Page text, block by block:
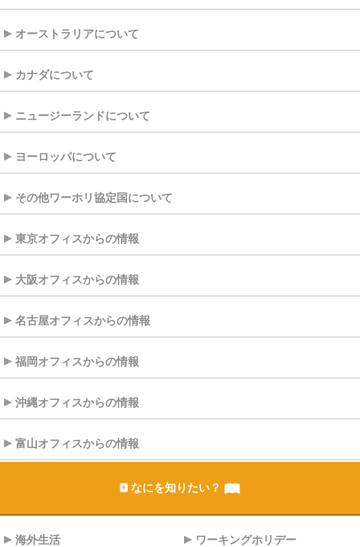
オーストラリアについて
カナダについて
ニュージーランドについて
ヨーロッパについて
その他ワーホリ協定国について
東京オフィスからの情報
大阪オフィスからの情報
名古屋オフィスからの情報
福岡オフィスからの情報
沖縄オフィスからの情報
富山オフィスからの情報
なにを知りたい？
海外生活 ワーキングホリデー